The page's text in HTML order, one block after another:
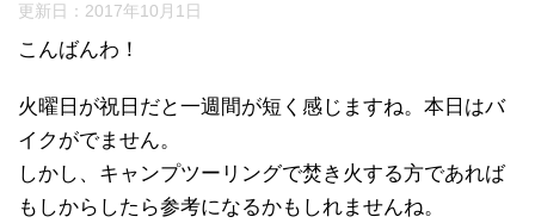
更新日： 2017年10月1日
こんばんわ！
火曜日が祝日だと一週間が短く感じますね。本日はバ
イクがでません。
しかし、キャンプツーリングで焚き火する方であれば
もしからしたら参考になるかもしれませんね。